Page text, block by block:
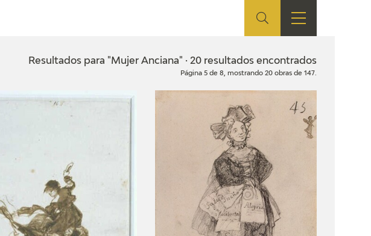
EDICIONES TIENDA EDUCA
RECURSOS
EDUCATIVOS
FICHAS ARASAAC
Resultados para "Mujer Anciana" · 20 resultados encontrados
Página 5 de 8, mostrando 20 obras de 147.